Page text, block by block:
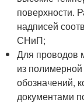
поверхности.
надписей
СНиП;
Для проводов
из
обозначений,
документами